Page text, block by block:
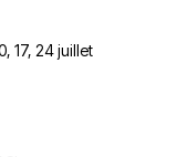
17, 24 juillet